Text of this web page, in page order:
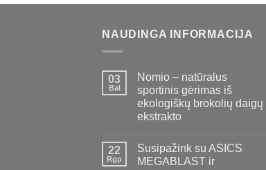
NAUDINGA INFORMACIJA
03
Bal
Nomio – natūralus
sportinis gėrimas iš
ekologiškų brokolių daigų
ekstrakto
22
Rgp
Susipažink su ASICS
MEGABLAST ir